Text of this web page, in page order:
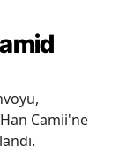
Camii'ne